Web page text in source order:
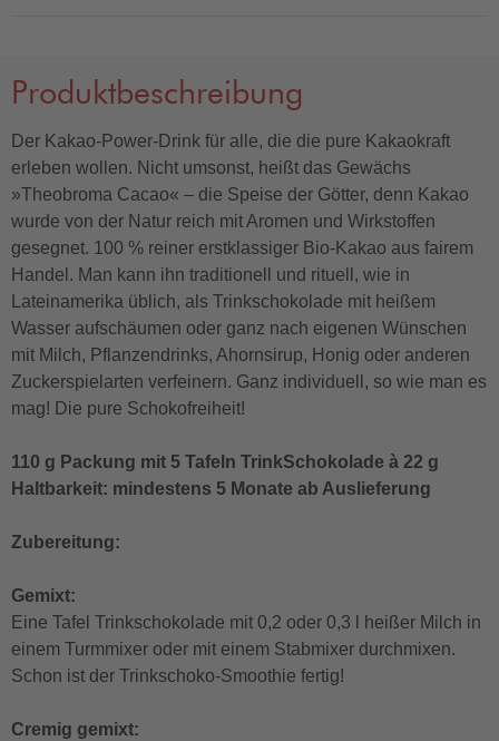
Produktbeschreibung
Der Kakao-Power-Drink für alle, die die pure Kakaokraft
erleben wollen. Nicht umsonst, heißt das Gewächs
»Theobroma Cacao« – die Speise der Götter, denn Kakao
wurde von der Natur reich mit Aromen und Wirkstoffen
gesegnet. 100 % reiner erstklassiger Bio-Kakao aus fairem
Handel. Man kann ihn traditionell und rituell, wie in
Lateinamerika üblich, als Trinkschokolade mit heißem
Wasser aufschäumen oder ganz nach eigenen Wünschen
mit Milch, Pflanzendrinks, Ahornsirup, Honig oder anderen
Zuckerspielarten verfeinern. Ganz individuell, so wie man es
mag! Die pure Schokofreiheit!
110 g Packung mit 5 Tafeln TrinkSchokolade à 22 g
Haltbarkeit: mindestens 5 Monate ab Auslieferung
Zubereitung:
Gemixt:
Eine Tafel Trinkschokolade mit 0,2 oder 0,3 l heißer Milch in
einem Turmmixer oder mit einem Stabmixer durchmixen.
Schon ist der Trinkschoko-Smoothie fertig!
Cremig gemixt: